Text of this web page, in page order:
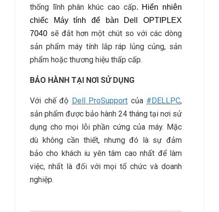
thống lĩnh phân khúc cao cấp. Hiển nhiên
chiếc Máy tính để bàn Dell OPTIPLEX
7040 sẽ đắt hơn một chút so với các dòng
sản phẩm máy tính lắp ráp lủng củng, sản
phẩm hoặc thương hiệu thấp cấp.
BẢO HÀNH TẠI NƠI SỬ DỤNG
Với chế độ Dell ProSupport của #DELLPC,
sản phẩm được bảo hành 24 tháng tại nơi sử
dụng cho mọi lỗi phần cứng của máy. Mặc
dù không cần thiết, nhưng đó là sự đảm
bảo cho khách iu yên tâm cao nhất để làm
việc, nhất là đối với mọi tổ chức và doanh
nghiệp.